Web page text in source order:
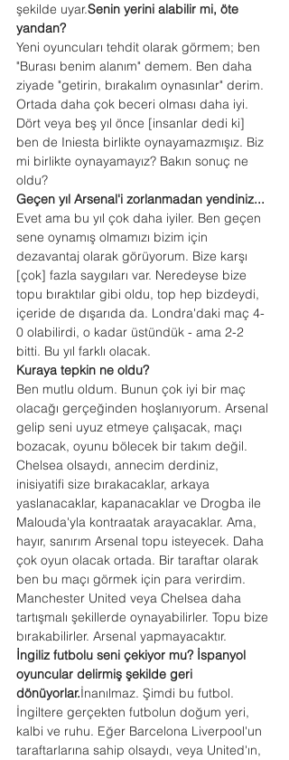
şekilde uyar.Senin yerini alabilir mi, öte
yandan?
Yeni oyuncuları tehdit olarak görmem; ben
"Burası benim alanım" demem. Ben daha
ziyade "getirin, bırakalım oynasınlar" derim.
Ortada daha çok beceri olması daha iyi.
Dört veya beş yıl önce [insanlar dedi ki]
ben de Iniesta birlikte oynayamazmışız. Biz
mi birlikte oynayamayız? Bakın sonuç ne
oldu?
Geçen yıl Arsenal'i zorlanmadan yendiniz...
Evet ama bu yıl çok daha iyiler. Ben geçen
sene oynamış olmamızı bizim için
dezavantaj olarak görüyorum. Bize karşı
[çok] fazla saygıları var. Neredeyse bize
topu bıraktılar gibi oldu, top hep bizdeydi,
içeride de dışarıda da. Londra'daki maç 4-
0 olabilirdi, o kadar üstündük - ama 2-2
bitti. Bu yıl farklı olacak.
Kuraya tepkin ne oldu?
Ben mutlu oldum. Bunun çok iyi bir maç
olacağı gerçeğinden hoşlanıyorum. Arsenal
gelip seni uyuz etmeye çalışacak, maçı
bozacak, oyunu bölecek bir takım değil.
Chelsea olsaydı, annecim derdiniz,
inisiyatifi size bırakacaklar, arkaya
yaslanacaklar, kapanacaklar ve Drogba ile
Malouda'yla kontraatak arayacaklar. Ama,
hayır, sanırım Arsenal topu isteyecek. Daha
çok oyun olacak ortada. Bir taraftar olarak
ben bu maçı görmek için para verirdim.
Manchester United veya Chelsea daha
tartışmalı şekillerde oynayabilirler. Topu bize
bırakabilirler. Arsenal yapmayacaktır.
İngiliz futbolu seni çekiyor mu? İspanyol
oyuncular delirmiş şekilde geri
dönüyorlar.İnanılmaz. Şimdi bu futbol.
İngiltere gerçekten futbolun doğum yeri,
kalbi ve ruhu. Eğer Barcelona Liverpool'un
taraftarlarına sahip olsaydı, veya United'ın,